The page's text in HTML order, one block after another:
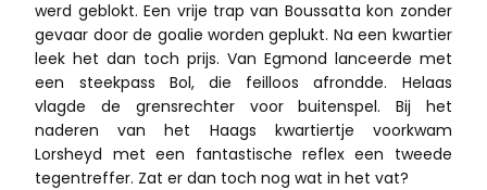
werd geblokt. Een vrije trap van Boussatta kon zonder
gevaar door de goalie worden geplukt. Na een kwartier
leek het dan toch prijs. Van Egmond lanceerde met
een steekpass Bol, die feilloos afrondde. Helaas
vlagde de grensrechter voor buitenspel. Bij het
naderen van het Haags kwartiertje voorkwam
Lorsheyd met een fantastische reflex een tweede
tegentreffer. Zat er dan toch nog wat in het vat?